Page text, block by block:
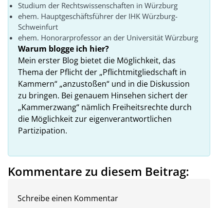
Studium der Rechtswissenschaften in Würzburg
ehem. Hauptgeschäftsführer der IHK Würzburg-
Schweinfurt
ehem. Honorarprofessor an der Universität Würzburg
Warum blogge ich hier?
Mein erster Blog bietet die Möglichkeit, das
Thema der Pflicht der „Pflichtmitgliedschaft in
Kammern“ „anzustoßen“ und in die Diskussion
zu bringen. Bei genauem Hinsehen sichert der
„Kammerzwang“ nämlich Freiheitsrechte durch
die Möglichkeit zur eigenverantwortlichen
Partizipation.
Kommentare zu diesem Beitrag:
Schreibe einen Kommentar